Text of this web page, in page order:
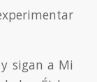
sigan a Mi